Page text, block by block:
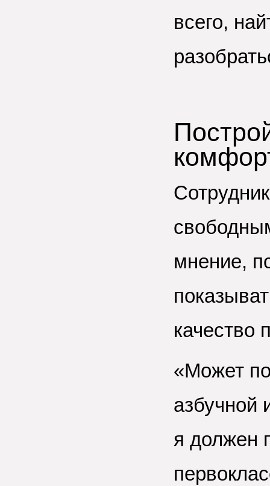
всего,
мнение,
качество
«Может
азбучной
я должен